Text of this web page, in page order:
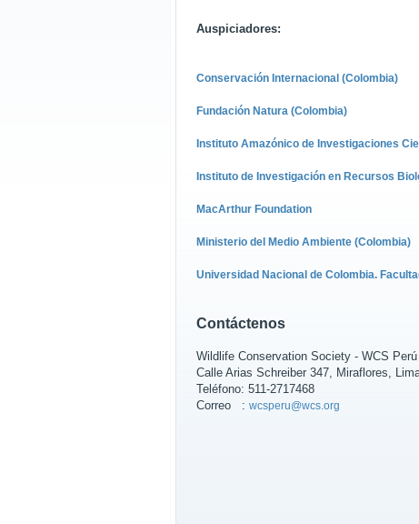
Auspiciadores:
Conservación Internacional (Colombia)
Fundación Natura (Colombia)
Instituto Amazónico de Investigaciones
Instituto de Investigación en Recursos
MacArthur Foundation
Ministerio del Medio Ambiente (Colombia)
Universidad Nacional de Colombia.
Contáctenos
Wildlife Conservation Society - WCS Perú
Calle Arias Schreiber 347, Miraflores,
Teléfono: 511-2717468
Correo : wcsperu@wcs.org